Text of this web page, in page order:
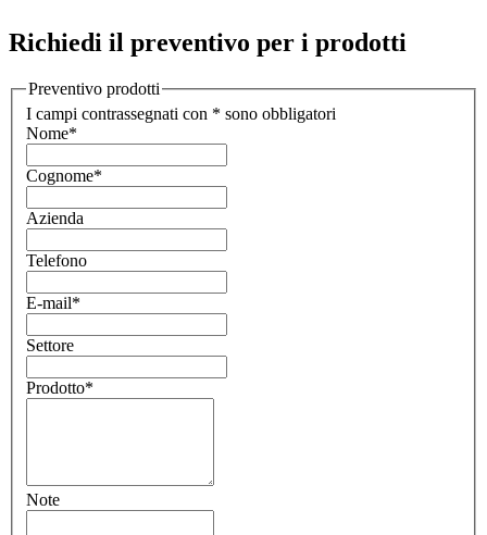
Richiedi il preventivo per i prodotti
Preventivo prodotti
I campi contrassegnati con * sono obbligatori
Nome*
Cognome*
Azienda
Telefono
E-mail*
Settore
Prodotto*
Note